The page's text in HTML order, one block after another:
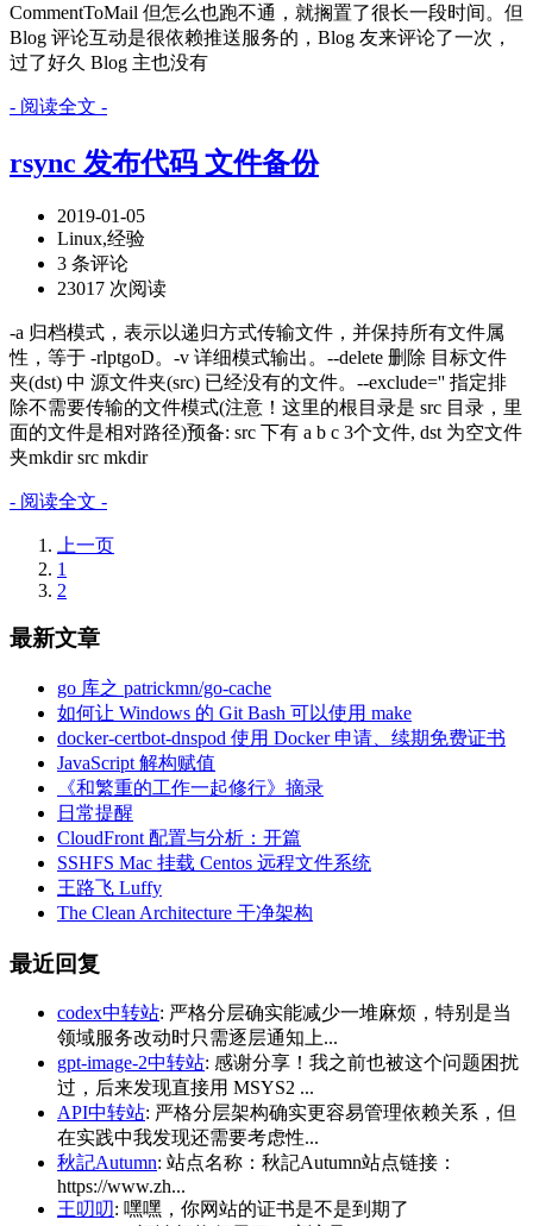
CommentToMail 但怎么也跑不通，就搁置了很长一段时间。但
Blog 评论互动是很依赖推送服务的，Blog 友来评论了一次，
过了好久 Blog 主也没有
- 阅读全文 -
rsync 发布代码 文件备份
2019-01-05
Linux,经验
3 条评论
23017 次阅读
-a 归档模式，表示以递归方式传输文件，并保持所有文件属
性，等于 -rlptgoD。-v 详细模式输出。--delete 删除 目标文件
夹(dst) 中 源文件夹(src) 已经没有的文件。--exclude='' 指定排
除不需要传输的文件模式(注意！这里的根目录是 src 目录，里
面的文件是相对路径)预备: src 下有 a b c 3个文件, dst 为空文件
夹mkdir src mkdir
- 阅读全文 -
上一页
1
2
最新文章
go 库之 patrickmn/go-cache
如何让 Windows 的 Git Bash 可以使用 make
docker-certbot-dnspod 使用 Docker 申请、续期免费证书
JavaScript 解构赋值
《和繁重的工作一起修行》摘录
日常提醒
CloudFront 配置与分析：开篇
SSHFS Mac 挂载 Centos 远程文件系统
王路飞 Luffy
The Clean Architecture 干净架构
最近回复
codex中转站: 严格分层确实能减少一堆麻烦，特别是当
领域服务改动时只需逐层通知上...
gpt-image-2中转站: 感谢分享！我之前也被这个问题困扰
过，后来发现直接用 MSYS2 ...
API中转站: 严格分层架构确实更容易管理依赖关系，但
在实践中我发现还需要考虑性...
秋記Autumn: 站点名称：秋記Autumn站点链接：
https://www.zh...
王叨叨: 嘿嘿，你网站的证书是不是到期了